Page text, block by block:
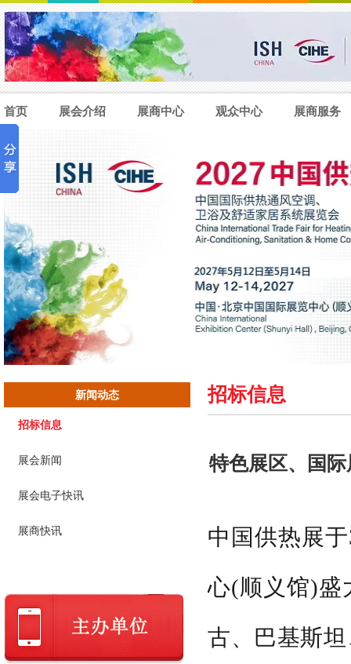
首页 展会介绍 展商中心 观众中心 展商服务
新闻动态
招标信息
展会新闻
展会电子快讯
展商快讯
招标信息
特色展区、国
中国供热展
心(顺义馆)盛
古、巴基斯